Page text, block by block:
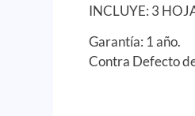
INCLUYE: 3
Garantía: 1 año.
Contra Defecto